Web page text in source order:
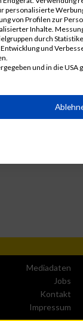
Position, TPos =
finish, DQ =
Mediadaten
Jobs
Kontakt
Impressum
personalisierte
von Profilen zur
Inhalte.
durch
und
und in die USA
von Inhalten